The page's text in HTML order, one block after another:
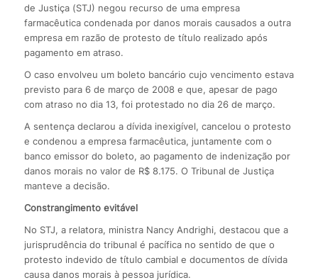
de Justiça (STJ) negou recurso de uma empresa
farmacêutica condenada por danos morais causados a outra
empresa em razão de protesto de título realizado após
pagamento em atraso.
O caso envolveu um boleto bancário cujo vencimento estava
previsto para 6 de março de 2008 e que, apesar de pago
com atraso no dia 13, foi protestado no dia 26 de março.
A sentença declarou a dívida inexigível, cancelou o protesto
e condenou a empresa farmacêutica, juntamente com o
banco emissor do boleto, ao pagamento de indenização por
danos morais no valor de R$ 8.175. O Tribunal de Justiça
manteve a decisão.
Constrangimento evitável
No STJ, a relatora, ministra Nancy Andrighi, destacou que a
jurisprudência do tribunal é pacífica no sentido de que o
protesto indevido de título cambial e documentos de dívida
causa danos morais à pessoa jurídica.